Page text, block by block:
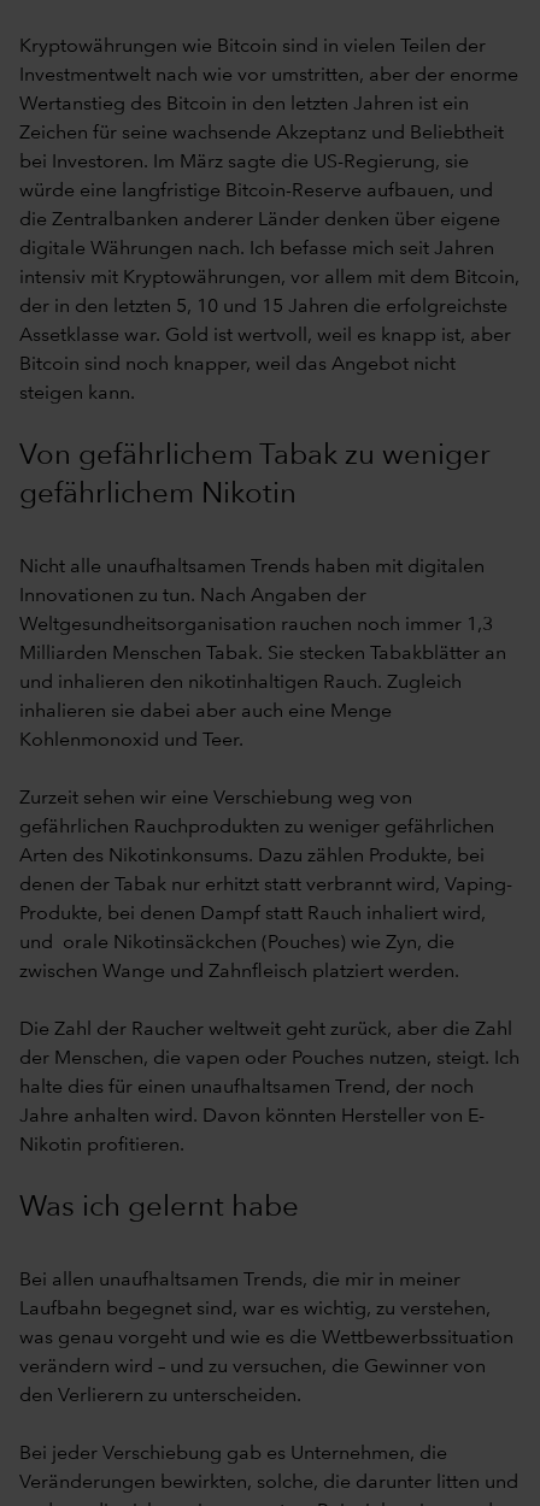
Kryptowährungen wie Bitcoin sind in vielen Teilen der
Investmentwelt nach wie vor umstritten, aber der enorme
Wertanstieg des Bitcoin in den letzten Jahren ist ein
Zeichen für seine wachsende Akzeptanz und Beliebtheit
bei Investoren. Im März sagte die US-Regierung, sie
würde eine langfristige Bitcoin-Reserve aufbauen, und
die Zentralbanken anderer Länder denken über eigene
digitale Währungen nach. Ich befasse mich seit Jahren
intensiv mit Kryptowährungen, vor allem mit dem Bitcoin,
der in den letzten 5, 10 und 15 Jahren die erfolgreichste
Assetklasse war. Gold ist wertvoll, weil es knapp ist, aber
Bitcoin sind noch knapper, weil das Angebot nicht
steigen kann.
Von gefährlichem Tabak zu weniger
gefährlichem Nikotin
Nicht alle unaufhaltsamen Trends haben mit digitalen
Innovationen zu tun. Nach Angaben der
Weltgesundheitsorganisation rauchen noch immer 1,3
Milliarden Menschen Tabak. Sie stecken Tabakblätter an
und inhalieren den nikotinhaltigen Rauch. Zugleich
inhalieren sie dabei aber auch eine Menge
Kohlenmonoxid und Teer.
Zurzeit sehen wir eine Verschiebung weg von
gefährlichen Rauchprodukten zu weniger gefährlichen
Arten des Nikotinkonsums. Dazu zählen Produkte, bei
denen der Tabak nur erhitzt statt verbrannt wird, Vaping-
Produkte, bei denen Dampf statt Rauch inhaliert wird,
und orale Nikotinsäckchen (Pouches) wie Zyn, die
zwischen Wange und Zahnfleisch platziert werden.
Die Zahl der Raucher weltweit geht zurück, aber die Zahl
der Menschen, die vapen oder Pouches nutzen, steigt. Ich
halte dies für einen unaufhaltsamen Trend, der noch
Jahre anhalten wird. Davon könnten Hersteller von E-
Nikotin profitieren.
Was ich gelernt habe
Bei allen unaufhaltsamen Trends, die mir in meiner
Laufbahn begegnet sind, war es wichtig, zu verstehen,
was genau vorgeht und wie es die Wettbewerbssituation
verändern wird – und zu versuchen, die Gewinner von
den Verlierern zu unterscheiden.
Bei jeder Verschiebung gab es Unternehmen, die
Veränderungen bewirkten, solche, die darunter litten und